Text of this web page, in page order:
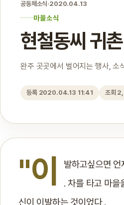
공동체소식·2020.04.13
마을소식
현철동씨 귀
완주 곳곳에서 벌어지는 행사, 소
등록 2020.04.13 11:41 조회
"이
발하고싶으면
. 차를 타고 마을
신이 이발하는 것이었다 .